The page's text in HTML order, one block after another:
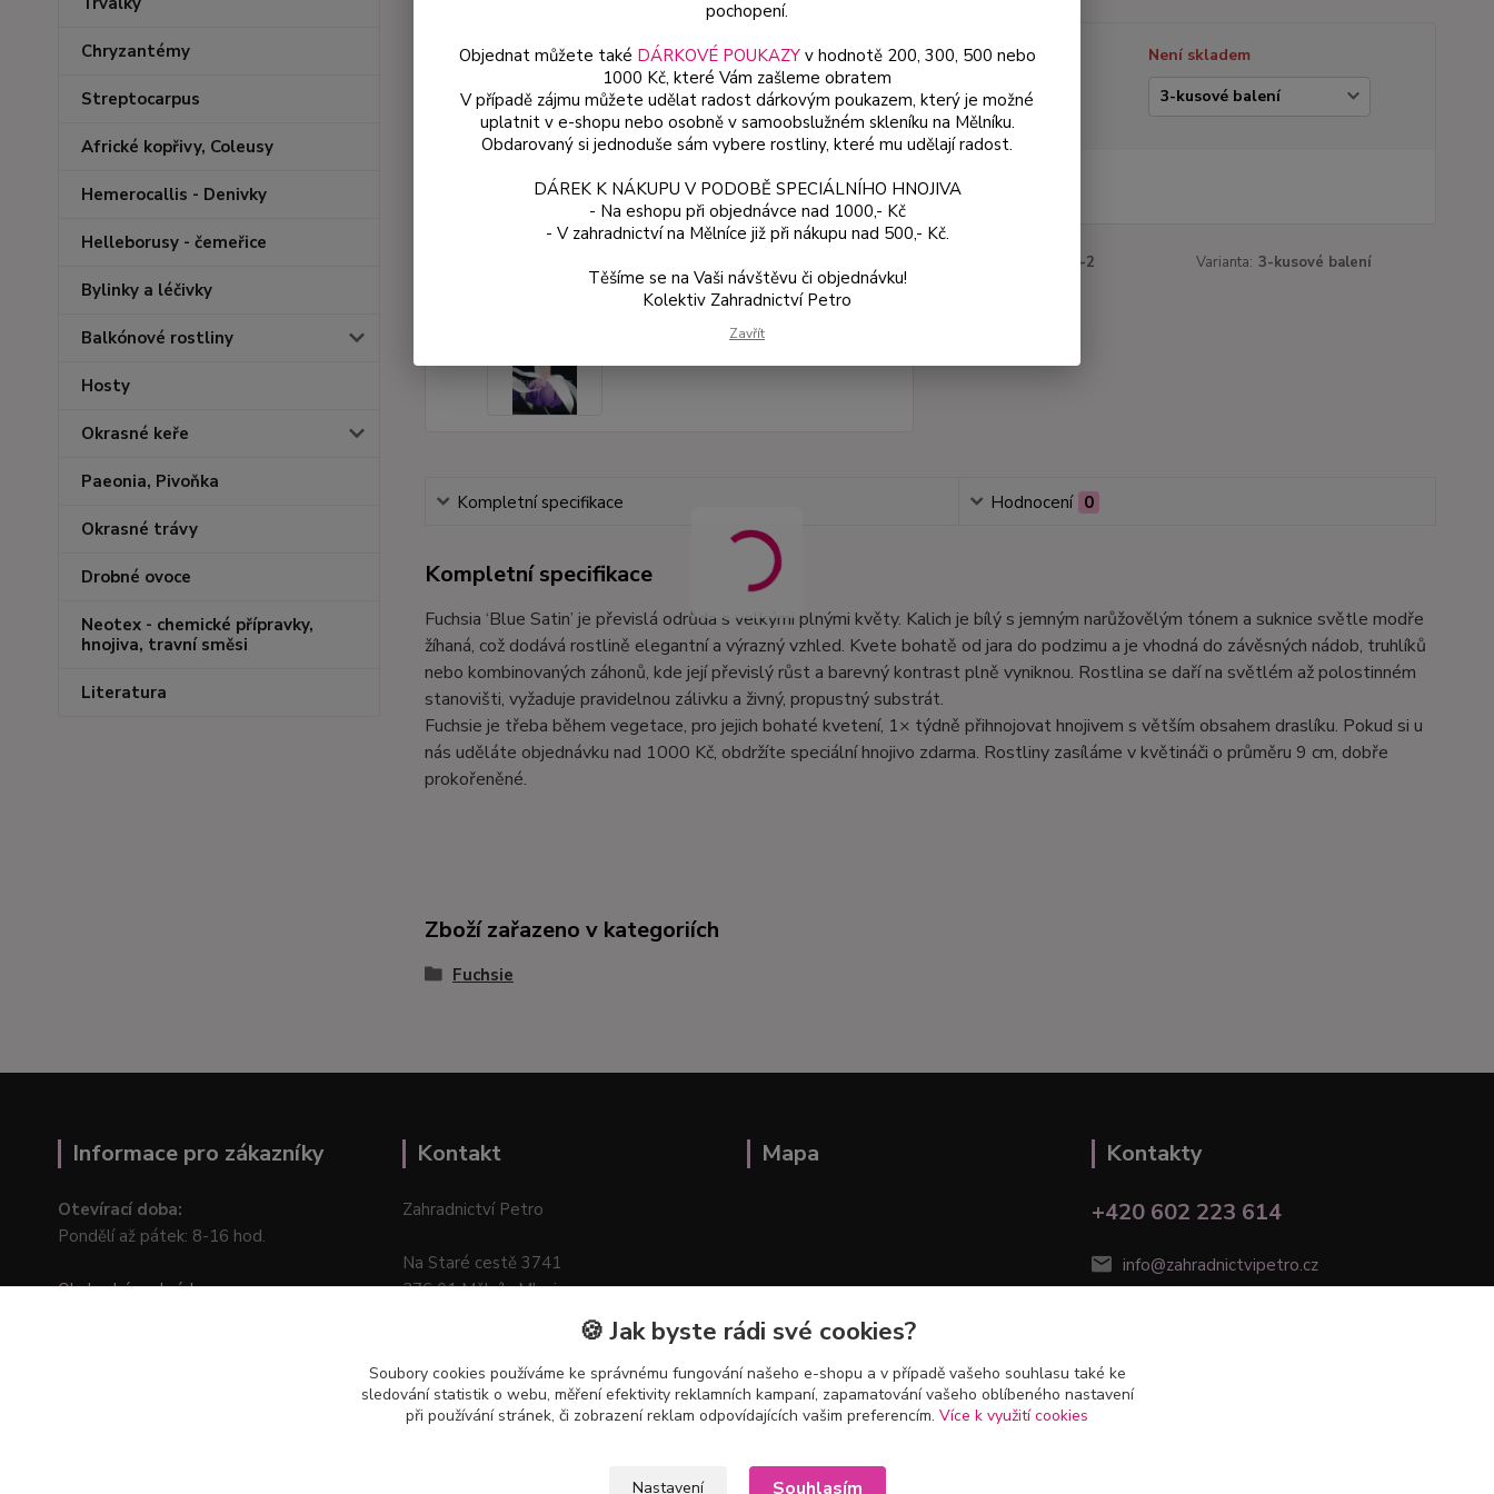
Chryzantémy
Streptocarpus
Africké kopřivy, Coleusy
Hemerocallis - Denivky
Helleborusy - čemeřice
Bylinky a léčivky
Balkónové rostliny
Hosty
Okrasné keře
Paeonia, Pivoňka
Okrasné trávy
Drobné ovoce
Neotex - chemické přípravky,
hnojiva, travní směsi
Literatura
Dostupnost
Není skladem
Varianta
951-2 Varianta: 3-kusové balení
Kompletní specifikace Hodnocení 0
Kompletní specifikace
Fuchsia ‘Blue Satin’ je převislá odrůda s velkými plnými květy. Kalich je bílý s jemným narůžovělým tónem a suknice světle modře
žíhaná, což dodává rostlině elegantní a výrazný vzhled. Kvete bohatě od jara do podzimu a je vhodná do závěsných nádob, truhlíků
nebo kombinovaných záhonů, kde její převislý růst a barevný kontrast plně vyniknou. Rostlina se daří na světlém až polostinném
stanovišti, vyžaduje pravidelnou zálivku a živný, propustný substrát.
Fuchsie je třeba během vegetace, pro jejich bohaté kvetení, 1× týdně přihnojovat hnojivem s větším obsahem draslíku. Pokud si u
nás uděláte objednávku nad 1000 Kč, obdržíte speciální hnojivo zdarma. Rostliny zasíláme v květináči o průměru 9 cm, dobře
prokořeněné.
Zboží zařazeno v kategoriích
Fuchsie
Informace pro zákazníky
Otevírací doba:
Pondělí až pátek: 8-16 hod.
Obchodní podmínky
Kontakt
Zahradnictví Petro
Na Staré cestě 3741
276 01 Mělník–Mlazice
Mapa
Kontakty
+420 602 223 614
info@zahradnictvipetro.cz
pochopení.
Objednat můžete také DÁRKOVÉ POUKAZYv hodnotě 200, 300, 500 nebo
1000 Kč, které Vám zašleme obratem
V případě zájmu můžete udělat radost dárkovým poukazem, který je možné
uplatnit v e-shopu nebo osobně v samoobslužném skleníku na Mělníku.
Obdarovaný si jednoduše sám vybere rostliny, které mu udělají radost.
DÁREK K NÁKUPU V PODOBĚ SPECIÁLNÍHO HNOJIVA
- Na eshopu při objednávce nad 1000,- Kč
- V zahradnictví na Mělníce již při nákupu nad 500,- Kč.
Těšíme se na Vaši návštěvu či objednávku!
Kolektiv Zahradnictví Petro
Zavřít
🍪 Jak byste rádi své cookies?
Soubory cookies používáme ke správnému fungování našeho e-shopu a v případě vašeho souhlasu také ke
sledování statistik o webu, měření efektivity reklamních kampaní, zapamatování vašeho oblíbeného nastavení
při používání stránek, či zobrazení reklam odpovídajících vašim preferencím. Více k využití cookies
Nastavení Souhlasím